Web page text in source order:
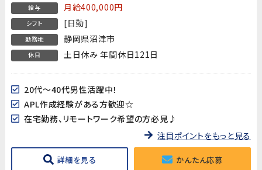
給与 月給400,000円
シフト [日勤]
勤務地 静岡県沼津市
休日 土日休み 年間休日121日
20代～40代男性活躍中！
APL作成経験がある方歓迎☆
在宅勤務、リモートワーク希望の方必見♪
注目ポイントをもっと見る
詳細を見る かんたん応募